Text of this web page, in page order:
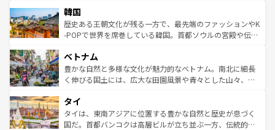
はコンテンツ一覧
いる。アクティビティも充実しており、サーフィンやダイ
ビング、ハイキングなど、アウトドア好きにはたまらな
い。オーストラリアの多彩な魅力を存分に味わいつくそ
参照してほしい。
ン）、静ひつな山岳地帯である台湾東部など、都市の喧騒
と山間の静けさが共存しており、訪れる人に新しい発見と
驚きをもたらしてくれる。また、奥深い台湾の食文化も魅
容にもいいと評判のスイーツなど、バラエティ豊かな料理
が味わえる。 なお、新着の台湾情報は コンテンツ一覧を参
照してほしい。
韓国
歴史ある王朝文化が残る一方で、最先端のファッションやK
-POPで世界を席巻している韓国。首都ソウルの宮殿や伝統
き、地方に足を延ばせば四季折々の自然美を楽しむことが
できる。そして、キムチや焼肉、絶品のストリートフード
まで、さまざまな韓国料理が待っている。夜には、韓国な
リティに包まれながら、韓国の多彩な魅力を心ゆくまで味
わってみてほしい。 なお、新着の韓国情報はコンテンツ一
覧を参照してほしい。
ベトナム
豊かな自然と多様な文化が魅力的なベトナム。南北に細長
く伸びる国土には、広大な田園風景や青々とした山々、世
急速な発展と共に伝統が息づく。ハノイの古い町並みやホ
ーチミン市のフランス統治時代の建物も、独特の雰囲気を
醸し出している。また、バラエティの豊かさとおいしさで
タイ
タイは、東南アジアに位置する豊かな自然と歴史が息づく
国だ。首都バンコクは高層ビルが立ち並ぶ一方、伝統的な